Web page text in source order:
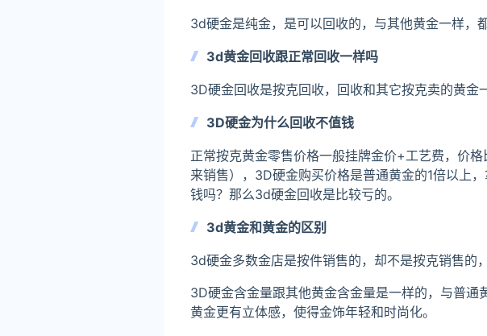
3d硬金是纯金，是可以回收的，与其他黄金一样，
3d黄金回收跟正常回收一样吗
3D硬金回收是按克回收，回收和其它按克卖的黄金
3D硬金为什么回收不值钱
正常按克黄金零售价格一般挂牌金价+工艺费，价
来销售），3D硬金购买价格是普通黄金的1倍以上
钱吗？那么3d硬金回收是比较亏的。
3d黄金和黄金的区别
3d硬金多数金店是按件销售的，却不是按克销售的
3D硬金含金量跟其他黄金含金量是一样的，与普
黄金更有立体感，使得金饰年轻和时尚化。